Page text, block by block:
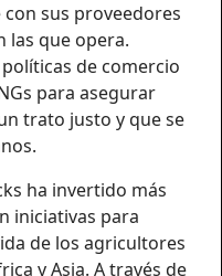
sus proveedores
las que opera.
de comercio
para asegurar
trato justo y que se
ha invertido más
iniciativas para
de los agricultores
y Asia. A través de